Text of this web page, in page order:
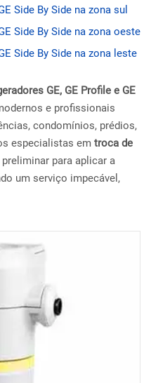
Side By Side na zona sul
Side By Side na zona oeste
Side By Side na zona leste
GE, GE Profile e GE
e profissionais
condomínios, prédios,
especialistas em troca de
para aplicar a
um serviço impecável,